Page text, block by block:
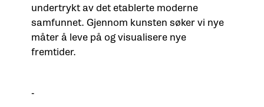
undertrykt av det etablerte moderne
samfunnet. Gjennom kunsten søker vi nye
måter å leve på og visualisere nye
fremtider.
-